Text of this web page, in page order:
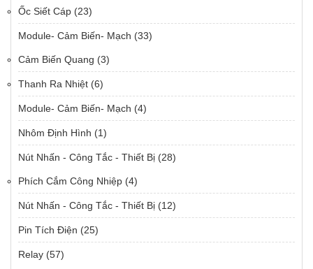
Ốc Siết Cáp (23)
Module- Cảm Biến- Mạch (33)
Cảm Biến Quang (3)
Thanh Ra Nhiệt (6)
Module- Cảm Biến- Mạch (4)
Nhôm Định Hình (1)
Nút Nhấn - Công Tắc - Thiết Bị (28)
Phích Cắm Công Nhiệp (4)
Nút Nhấn - Công Tắc - Thiết Bị (12)
Pin Tích Điện (25)
Relay (57)